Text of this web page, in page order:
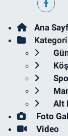
Ana
Alt
Foto
Video